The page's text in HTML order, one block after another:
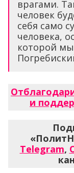
врагами.
человек
себя само
человека,
которой
и
Telegram,